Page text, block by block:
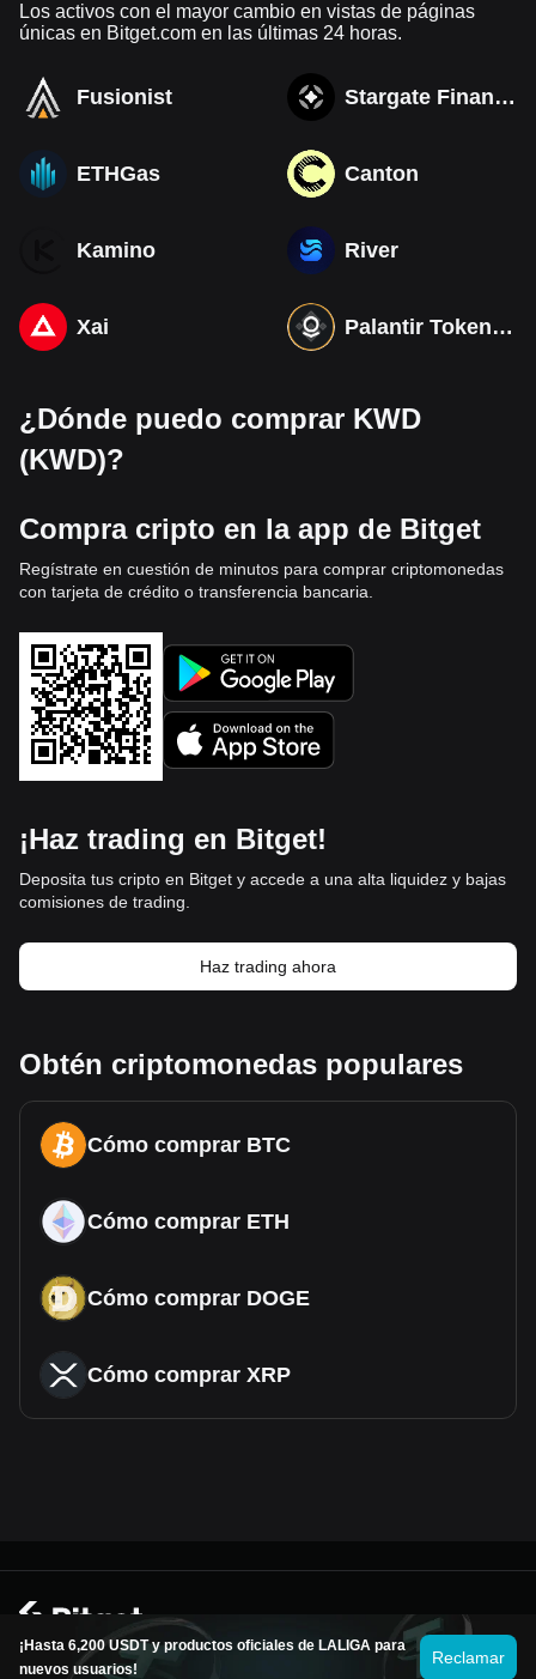
Los activos con el mayor cambio en vistas de páginas
únicas en Bitget.com en las últimas 24 horas.
Fusionist Stargate Finance
ETHGas Canton
Kamino River
Xai Palantir Tokenized bStocks
¿Dónde puedo comprar KWD
(KWD)?
Compra cripto en la app de Bitget
Regístrate en cuestión de minutos para comprar criptomonedas
con tarjeta de crédito o transferencia bancaria.
¡Haz trading en Bitget!
Deposita tus cripto en Bitget y accede a una alta liquidez y bajas
comisiones de trading.
Haz trading ahora
Obtén criptomonedas populares
Cómo comprar BTC
Cómo comprar ETH
Cómo comprar DOGE
Cómo comprar XRP
¡Hasta 6,200 USDT y productos oficiales de LALIGA para
nuevos usuarios!
Reclamar
© 2026 Bitget